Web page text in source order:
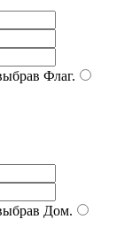
Флаг.
Дом.